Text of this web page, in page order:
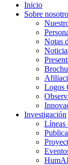
Inicio
Sobre
Notas
Logos
Investigación
Líneas